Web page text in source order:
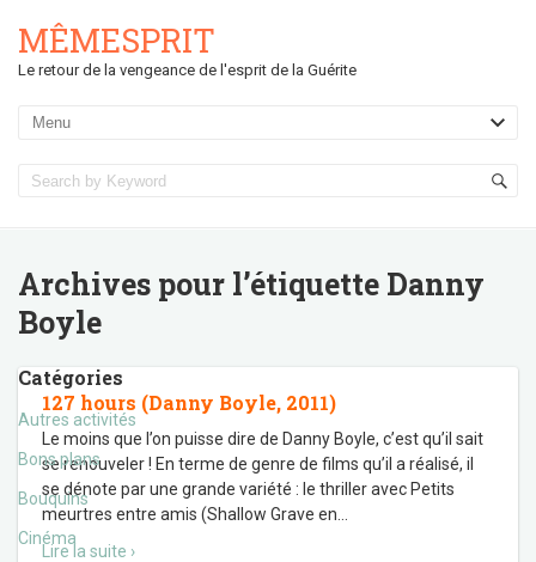
MÊMESPRIT
Le retour de la vengeance de l'esprit de la Guérite
Archives pour l’étiquette Danny
Boyle
Catégories
Autres activités
Bons plans
Bouquins
Cinéma
127 hours (Danny Boyle, 2011)
Le moins que l’on puisse dire de Danny Boyle, c’est qu’il sait
se renouveler ! En terme de genre de films qu’il a réalisé, il
se dénote par une grande variété : le thriller avec Petits
meurtres entre amis (Shallow Grave en
Lire la suite ›